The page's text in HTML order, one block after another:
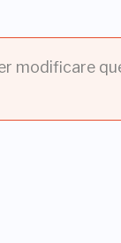
modificare